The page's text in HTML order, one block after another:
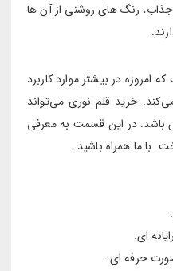
رنگ های روشنی از آن ها
امروزه در بیشتر موارد کاربرد
خرید قلم نوری می‌تواند
باشد. در این قسمت به معرفی
با ما همراه باشید.
ای.
حرفه ای.